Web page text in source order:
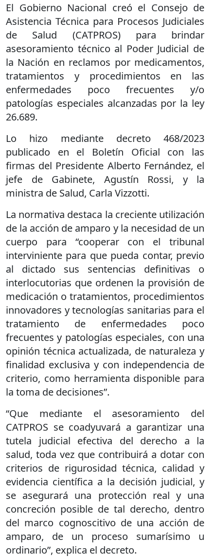
El Gobierno Nacional creó el Consejo de
Asistencia Técnica para Procesos Judiciales
de Salud (CATPROS) para brindar
asesoramiento técnico al Poder Judicial de
la Nación en reclamos por medicamentos,
tratamientos y procedimientos en las
enfermedades poco frecuentes y/o
patologías especiales alcanzadas por la ley
26.689.
Lo hizo mediante decreto 468/2023
publicado en el Boletín Oficial con las
firmas del Presidente Alberto Fernández, el
jefe de Gabinete, Agustín Rossi, y la
ministra de Salud, Carla Vizzotti.
La normativa destaca la creciente utilización
de la acción de amparo y la necesidad de un
cuerpo para “cooperar con el tribunal
interviniente para que pueda contar, previo
al dictado sus sentencias definitivas o
interlocutorias que ordenen la provisión de
medicación o tratamientos, procedimientos
innovadores y tecnologías sanitarias para el
tratamiento de enfermedades poco
frecuentes y patologías especiales, con una
opinión técnica actualizada, de naturaleza y
finalidad exclusiva y con independencia de
criterio, como herramienta disponible para
la toma de decisiones”.
“Que mediante el asesoramiento del
CATPROS se coadyuvará a garantizar una
tutela judicial efectiva del derecho a la
salud, toda vez que contribuirá a dotar con
criterios de rigurosidad técnica, calidad y
evidencia científica a la decisión judicial, y
se asegurará una protección real y una
concreción posible de tal derecho, dentro
del marco cognoscitivo de una acción de
amparo, de un proceso sumarísimo u
ordinario”, explica el decreto.